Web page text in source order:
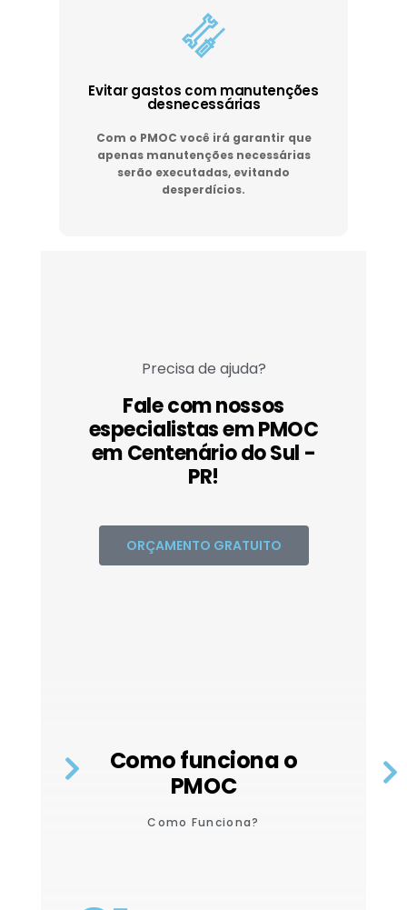
Evitar gastos com manutenções
desnecessárias
Com o PMOC você irá garantir que
apenas manutenções necessárias
serão executadas, evitando
desperdícios.
Precisa de ajuda?
Fale com nossos
especialistas em PMOC
em Centenário do Sul -
PR!
ORÇAMENTO GRATUITO
Como funciona o
PMOC
Como Funciona?